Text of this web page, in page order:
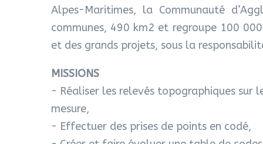
Alpes-Maritimes, la Communauté
communes, 490 km2 et regroupe 100
et des grands projets, sous la
MISSIONS
- Réaliser les relevés topographiques sur
mesure,
- Effectuer des prises de points en codé,